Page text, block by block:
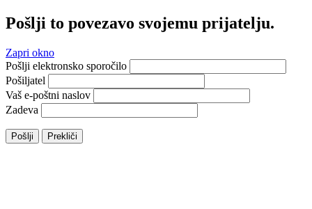
Pošlji to povezavo svojemu prijatelju.
Zapri okno
Pošlji elektronsko sporočilo
Pošiljatel
Vaš e-poštni naslov
Zadeva
Pošlji Prekliči